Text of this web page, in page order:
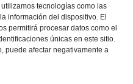
tecnologías como las
información del dispositivo. El
permitirá procesar datos como el
únicas en este sitio.
puede afectar negativamente a
Todos los derechos